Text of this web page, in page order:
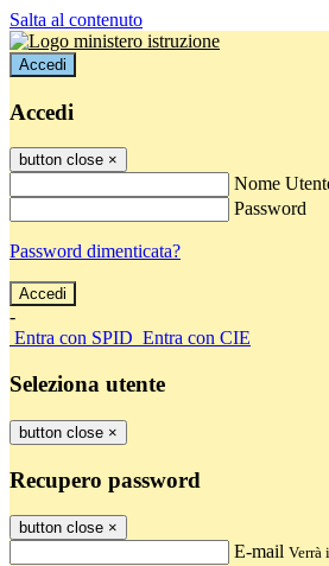
Salta al contenuto
Accedi
Accedi
button close ×
Nome
Password
Password dimenticata?
-
Entra con SPID Entra con CIE
Seleziona utente
button close ×
Recupero password
button close ×
E-mail Verrà